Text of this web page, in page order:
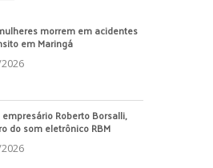
morrem em acidentes
em Maringá
empresário Roberto Borsalli,
do som eletrônico RBM